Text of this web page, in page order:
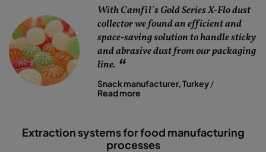
With Camfil´s Gold Series X-Flo dust
collector we found an efficient and
space-saving solution to handle sticky
and abrasive dust from our packaging
line.
Snack manufacturer, Turkey/
Read more
Extraction systems for food manufacturing
processes